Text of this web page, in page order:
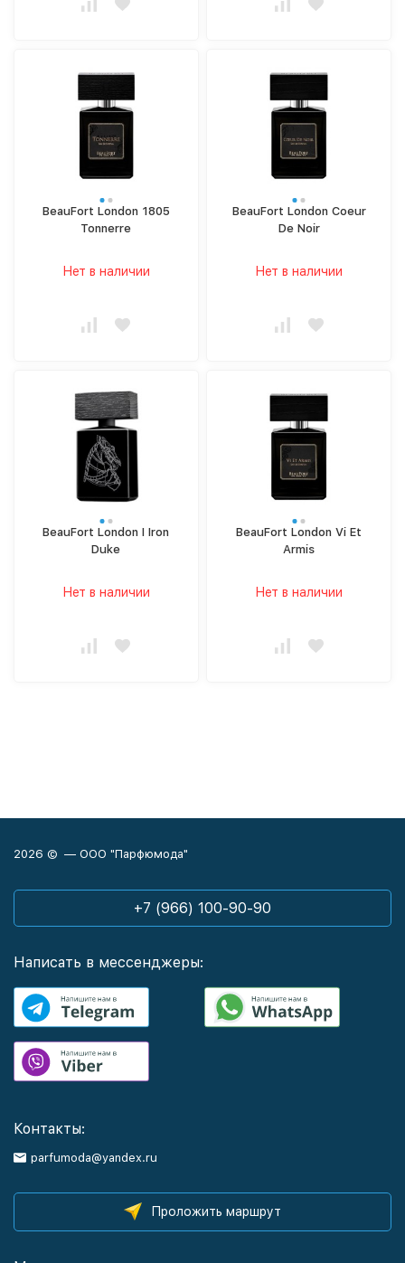
BeauFort London 1805
Tonnerre
Нет в наличии
BeauFort London Coeur
De Noir
Нет в наличии
BeauFort London I Iron
Duke
Нет в наличии
BeauFort London Vi Et
Armis
Нет в наличии
2026 © — ООО "Парфюмода"
+7 (966) 100-90-90
Написать в мессенджеры:
Контакты:
parfumoda@yandex.ru
Проложить маршрут